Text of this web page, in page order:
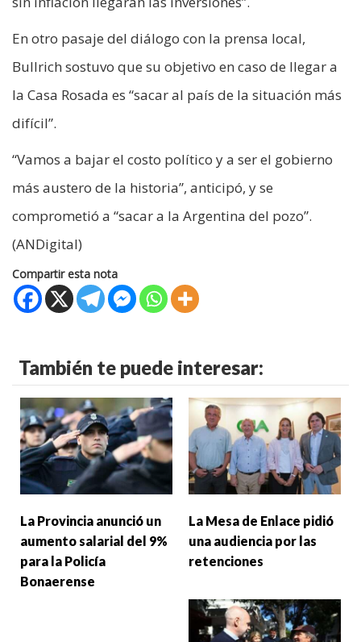
En otro pasaje del diálogo con la prensa local,
Bullrich sostuvo que su objetivo en caso de llegar a
la Casa Rosada es “sacar al país de la situación más
difícil”.
“Vamos a bajar el costo político y a ser el gobierno
más austero de la historia”, anticipó, y se
comprometió a “sacar a la Argentina del pozo”.
(ANDigital)
Compartir esta nota
También te puede interesar:
La Provincia anunció un
aumento salarial del 9%
para la Policía
Bonaerense
La Mesa de Enlace pidió
una audiencia por las
retenciones